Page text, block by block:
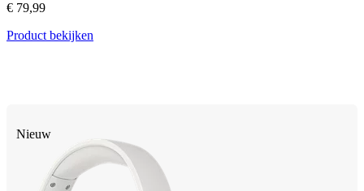
€ 79,99
Product bekijken
Nieuw